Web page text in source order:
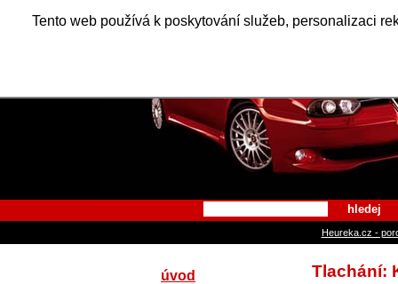
Tento web používá k poskytování služeb, personalizaci
Alfa
hledej
Heureka.cz -
Tlachání:
úvod